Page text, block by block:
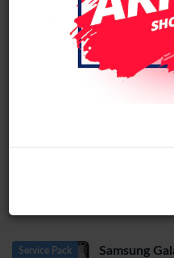
Samsung
Service Pack
Samsung